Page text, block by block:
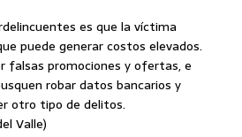
es que la víctima
puede generar costos elevados.
falsas promociones y ofertas, e
robar datos bancarios y
otro tipo de delitos.
Valle)